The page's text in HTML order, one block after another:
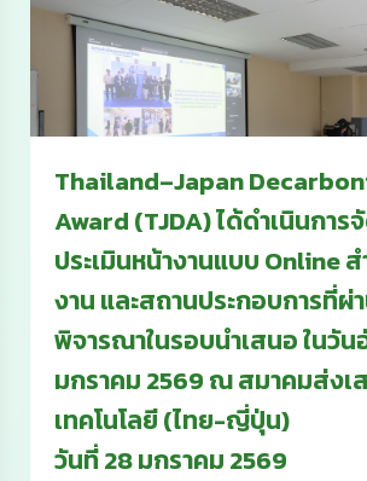
Thailand–Japan
Award (TJDA) ได้ดำเนินการ
ประเมินหน้างานแบบ Online
งาน และสถานประกอบการที่ผ่
พิจารณาในรอบนำเสนอ ในวัน
มกราคม 2569 ณ สมาคมส่งเ
เทคโนโลยี (ไทย-ญี่ปุ่น)
วันที่ 28 มกราคม 2569